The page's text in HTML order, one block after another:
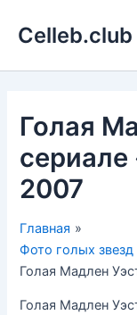
Celleb.club
Голая
2007
Главная
Фото голых
Голая Мадлен
Голая Мадлен